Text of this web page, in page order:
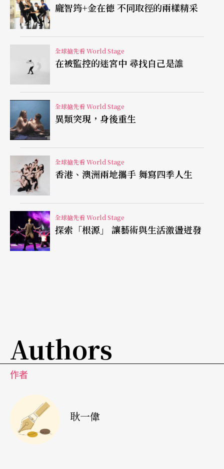
如他二○一六年十月在台北國家音樂廳的鋼琴獨奏
會，就在安可曲中彈奏了艾靈頓公爵的名曲
作為柴科夫斯基國際音樂大賽的冠軍得主，馬祖耶
夫巡演各全球大城市的音樂廳與藝術節，他的技巧
被《洛杉磯時報》讚譽為「承襲俄羅斯鋼琴大師吉
列爾斯、李希特、霍洛維茨的超凡技巧」。可是馬
祖耶夫在倫敦接受訪問時卻說，當他閒暇之餘，最
快樂的事，是「將自己沉浸在爵士音樂大師如艾靈
頓公爵與派特森（Oscar Peterson）的作品當
中。」如果一個人在做他最快樂的事，那麼這件事
勢必也會給旁人帶來快樂，我想馬祖耶夫爵士樂隊
這次的演出，應該就是這種感覺。
龐智筠+金在德 不同取徑的兩樣精采
全球搶先看 World Stage
在被監控的迷宮中 尋找自己是誰
全球搶先看 World Stage
異類突現，身後重生
全球搶先看 World Stage
香港、澳洲兩地攜手 舞寫四季人生
全球搶先看 World Stage
探索「根源」 讓藝術與生活激盪迸發
Authors
作者
耿一偉